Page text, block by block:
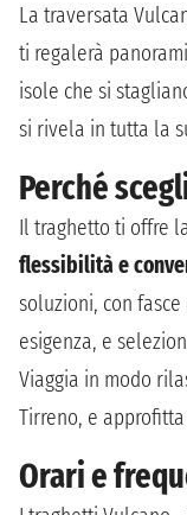
La traversata
ti regalerà
isole che si
si rivela in tutta la
Perché
Il traghetto ti offre
flessibilità e
soluzioni, con
esigenza, e
Viaggia in modo
Tirreno, e
Orari e